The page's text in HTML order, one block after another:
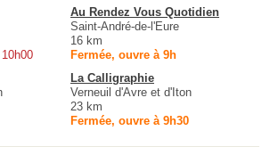
Au Rendez Vous Quotidien
Saint-André-de-l'Eure
16 km
Fermée, ouvre à 9h
La Calligraphie
Verneuil d'Avre et d'Iton
23 km
Fermée, ouvre à 9h30